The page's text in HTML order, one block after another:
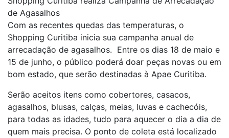
de Agasalhos
Com as recentes quedas das temperaturas, o
Shopping Curitiba inicia sua campanha anual de
arrecadação de agasalhos. Entre os dias 18 de maio e
15 de junho, o público poderá doar peças novas ou em
bom estado, que serão destinadas à Apae Curitiba.
Serão aceitos itens como cobertores, casacos,
agasalhos, blusas, calças, meias, luvas e cachecóis,
para todas as idades, tudo para aquecer o dia a dia de
quem mais precisa. O ponto de coleta está localizado